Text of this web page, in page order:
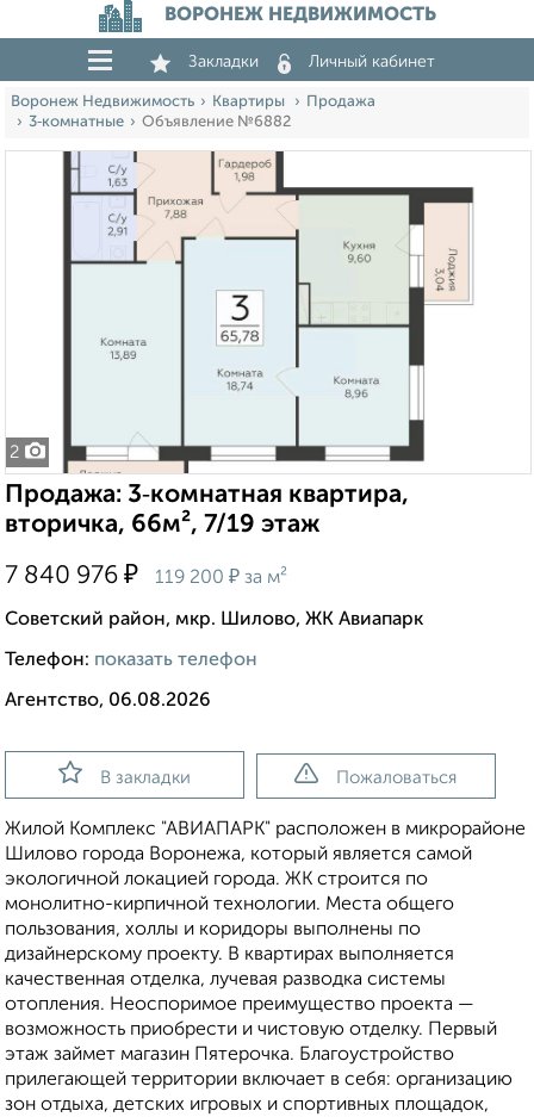
ВОРОНЕЖ НЕДВИЖИМОСТЬ
Закладки Личный кабинет
Воронеж Недвижимость Квартиры
Продажа
3‑комнатные
Объявление №6882
2
Продажа: 3‑комнатная квартира,
вторичка, 66м², 7/19 этаж
7 840 976 ₽ 119 200 ₽ за м²
Советский район, мкр. Шилово, ЖК Авиапарк
Телефон: показать телефон
Агентство, 06.08.2026
В закладки Пожаловаться
Жилой Комплекс "АВИАПАРК" расположен в микрорайоне
Шилово города Воронежа, который является самой
экологичной локацией города. ЖК строится по
монолитно-кирпичной технологии. Места общего
пользования, холлы и коридоры выполнены по
дизайнерскому проекту. В квартирах выполняется
качественная отделка, лучевая разводка системы
отопления. Неоспоримое преимущество проекта —
возможность приобрести и чистовую отделку. Первый
этаж займет магазин Пятерочка. Благоустройство
прилегающей территории включает в себя: организацию
зон отдыха, детских игровых и спортивных площадок,